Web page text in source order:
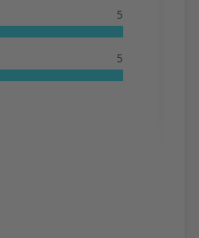
5
5